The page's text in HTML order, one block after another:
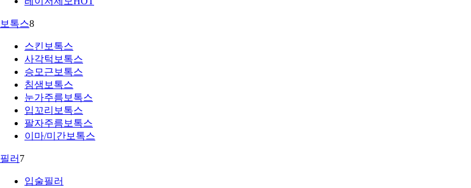
보톡스8
스킨보톡스
사각턱보톡스
승모근보톡스
침샘보톡스
눈가주름보톡스
입꼬리보톡스
팔자주름보톡스
이마/미간보톡스
필러 7
입술필러